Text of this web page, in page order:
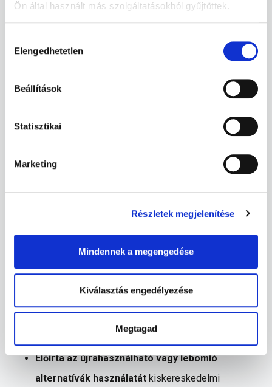
Ön által használt más szolgáltatásokból gyűjtöttek.
kiválasztása
Elengedhetetlen
Beállítások
Statisztikai
Marketing
Részletek megjelenítése
Mindennek a megengedése
Kiválasztás engedélyezése
Megtagad
miattüvegházhatású gázok kibocsátásával jár.
A nejlonzacskók tömeges előállítása és szállítása
Ezért a nejlonzacskó-mentes világnap üzenete túlmutat a
erőforrások fenntartható használata és az
ökoszisztémák védelmeis részévé válik.
az ingyenes egyszer használatos
Díjat vagy adót vetett kia műanyag szatyrokra
Előírta az újrahasználható vagy lebomló
alternatívák használatát kiskereskedelmi